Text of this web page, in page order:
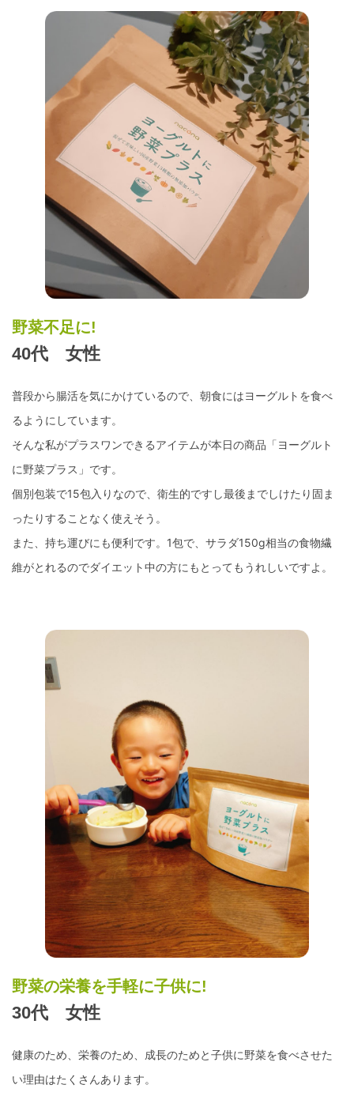
野菜不足に!
40代 女性
普段から腸活を気にかけているので、朝食にはヨーグルトを食べ
るようにしています。
そんな私がプラスワンできるアイテムが本日の商品「ヨーグルト
に野菜プラス」です。
個別包装で15包入りなので、衛生的ですし最後までしけたり固ま
ったりすることなく使えそう。
また、持ち運びにも便利です。1包で、サラダ150g相当の食物繊
維がとれるのでダイエット中の方にもとってもうれしいですよ。
野菜の栄養を手軽に子供に!
30代 女性
健康のため、栄養のため、成長のためと子供に野菜を食べさせた
い理由はたくさんあります。